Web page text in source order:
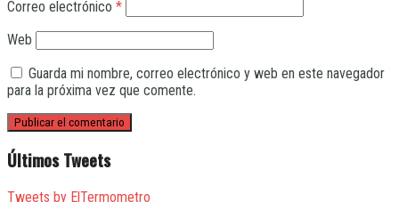
Correo electrónico *
Web
Guarda mi nombre, correo electrónico y web en este navegador
para la próxima vez que comente.
Últimos Tweets
Tweets by ElTermometro_